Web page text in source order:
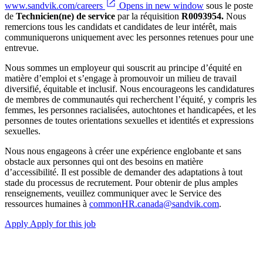
www.sandvik.com/careers
Opens in new window sous le poste
de Technicien(ne) de service par la réquisition R0093954. Nous
remercions tous les candidats et candidates de leur intérêt, mais
communiquerons uniquement avec les personnes retenues pour une
entrevue.
Nous sommes un employeur qui souscrit au principe d’équité en
matière d’emploi et s’engage à promouvoir un milieu de travail
diversifié, équitable et inclusif. Nous encourageons les candidatures
de membres de communautés qui recherchent l’équité, y compris les
femmes, les personnes racialisées, autochtones et handicapées, et les
personnes de toutes orientations sexuelles et identités et expressions
sexuelles.
Nous nous engageons à créer une expérience englobante et sans
obstacle aux personnes qui ont des besoins en matière
d’accessibilité. Il est possible de demander des adaptations à tout
stade du processus de recrutement. Pour obtenir de plus amples
renseignements, veuillez communiquer avec le Service des
ressources humaines à commonHR.canada@sandvik.com.
Apply Apply for this job